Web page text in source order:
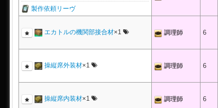
製作依頼リーヴ
エカトルの機関部接合材×1 調理師 6
操縦席外装材×1 調理師 6
操縦席内装材×1 調理師 6